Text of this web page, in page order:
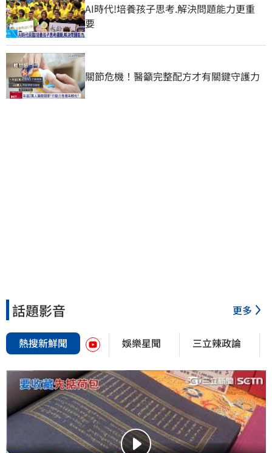
AI時代!培養孩子思考.解決問題能力更重
要
關節危機！醫籲完整配方才有關鍵守護力
話題影音 更多
熱搜新鮮聞 娛樂星聞 三立辣政論